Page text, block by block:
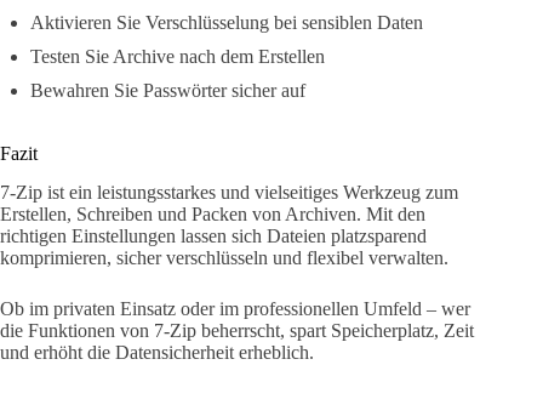
Aktivieren Sie Verschlüsselung bei sensiblen Daten
Testen Sie Archive nach dem Erstellen
Bewahren Sie Passwörter sicher auf
Fazit
7-Zip ist ein leistungsstarkes und vielseitiges Werkzeug zum
Erstellen, Schreiben und Packen von Archiven. Mit den
richtigen Einstellungen lassen sich Dateien platzsparend
komprimieren, sicher verschlüsseln und flexibel verwalten.
Ob im privaten Einsatz oder im professionellen Umfeld – wer
die Funktionen von 7-Zip beherrscht, spart Speicherplatz, Zeit
und erhöht die Datensicherheit erheblich.